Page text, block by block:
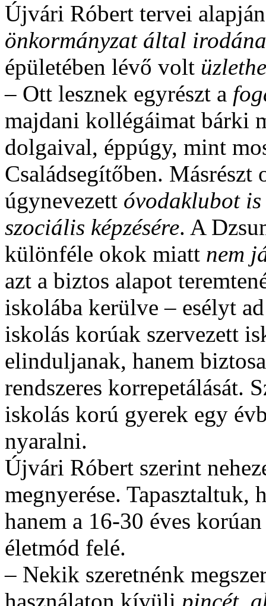
Újvári Róbert tervei
önkormányzat által
épületében lévő volt
– Ott lesznek egyrészt a
majdani kollégáimat bárki
dolgaival, éppúgy, mint
Családsegítőben.
úgynevezett óvodaklubot
szociális képzésére. A
különféle okok miatt nem
azt a biztos alapot
iskolába kerülve – esélyt
iskolás korúak szervezett
elinduljanak, hanem
rendszeres korrepetálását.
iskolás korú gyerek egy
nyaralni.
Újvári Róbert szerint
megnyerése. Tapasztaltuk,
hanem a 16-30 éves
életmód felé.
– Nekik szeretnénk